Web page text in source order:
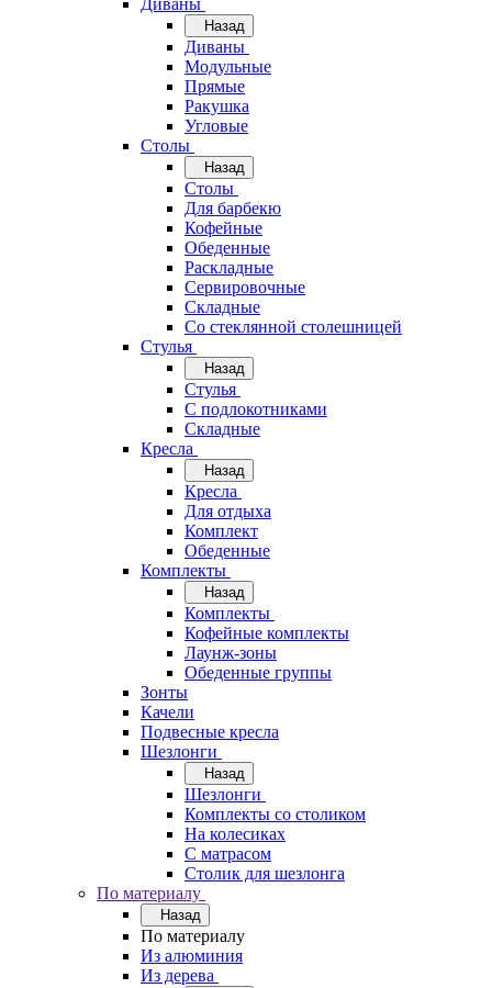
Диваны
Назад
Диваны
Модульные
Прямые
Ракушка
Угловые
Столы
Назад
Столы
Для барбекю
Кофейные
Обеденные
Раскладные
Сервировочные
Складные
Со стеклянной столешницей
Стулья
Назад
Стулья
С подлокотниками
Складные
Кресла
Назад
Кресла
Для отдыха
Комплект
Обеденные
Комплекты
Назад
Комплекты
Кофейные комплекты
Лаунж-зоны
Обеденные группы
Зонты
Качели
Подвесные кресла
Шезлонги
Назад
Шезлонги
Комплекты со столиком
На колесиках
С матрасом
Столик для шезлонга
По материалу
Назад
По материалу
Из алюминия
Из дерева